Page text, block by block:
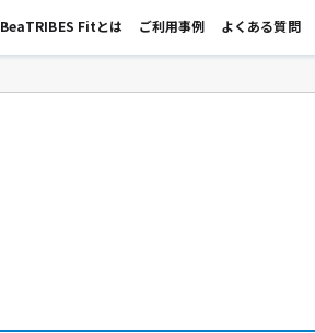
BeaTRIBES Fitとは ご利用事例 よくある質問